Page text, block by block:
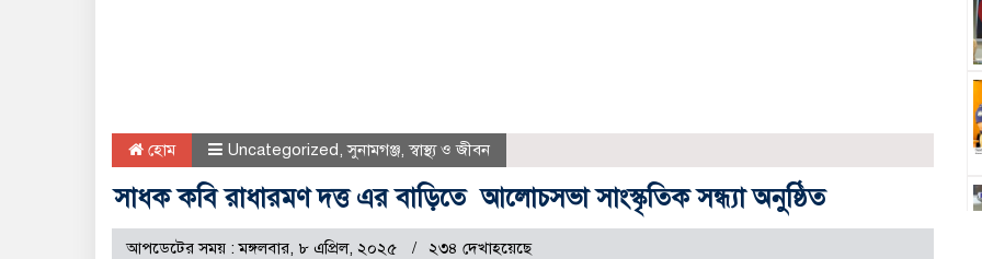
হোম Uncategorized,সুনামগঞ্জ,স্বাস্থ্য ও জীবন
সাধক কবি রাধারমণ দত্ত এর বাড়িতে আলোচসভা সাংস্কৃতিক সন্ধ্যা অনুষ্ঠিত
আপডেটের সময় : মঙ্গলবার, ৮ এপ্রিল, ২০২৫ ২৩৪ দেখাহয়েছে